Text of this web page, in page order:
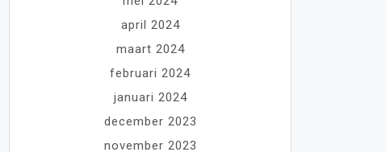
april 2024
maart 2024
februari 2024
januari 2024
december 2023
november 2023